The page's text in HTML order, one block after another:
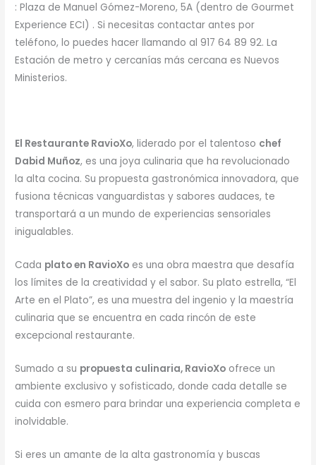
: Plaza de Manuel Gómez-Moreno, 5A (dentro de Gourmet
Experience ECI) . Si necesitas contactar antes por
teléfono, lo puedes hacer llamando al 917 64 89 92. La
Estación de metro y cercanías más cercana es Nuevos
Ministerios.
El Restaurante RavioXo, liderado por el talentoso chef
Dabid Muñoz, es una joya culinaria que ha revolucionado
la alta cocina. Su propuesta gastronómica innovadora, que
fusiona técnicas vanguardistas y sabores audaces, te
transportará a un mundo de experiencias sensoriales
inigualables.
Cada plato en RavioXo es una obra maestra que desafía
los límites de la creatividad y el sabor. Su plato estrella, “El
Arte en el Plato”, es una muestra del ingenio y la maestría
culinaria que se encuentra en cada rincón de este
excepcional restaurante.
Sumado a su propuesta culinaria, RavioXo ofrece un
ambiente exclusivo y sofisticado, donde cada detalle se
cuida con esmero para brindar una experiencia completa e
inolvidable.
Si eres un amante de la alta gastronomía y buscas